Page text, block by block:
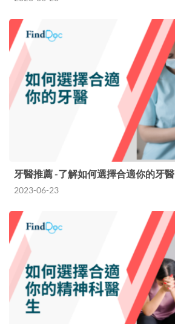
牙醫推薦 -了解如何選擇合適你的牙醫
2023-06-23